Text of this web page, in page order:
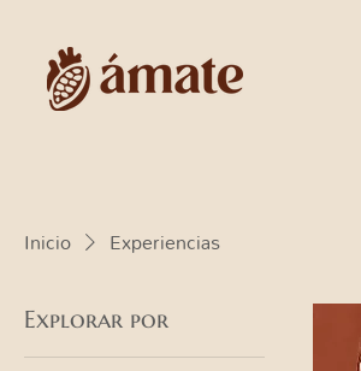
Inicio Experiencias
Explorar por